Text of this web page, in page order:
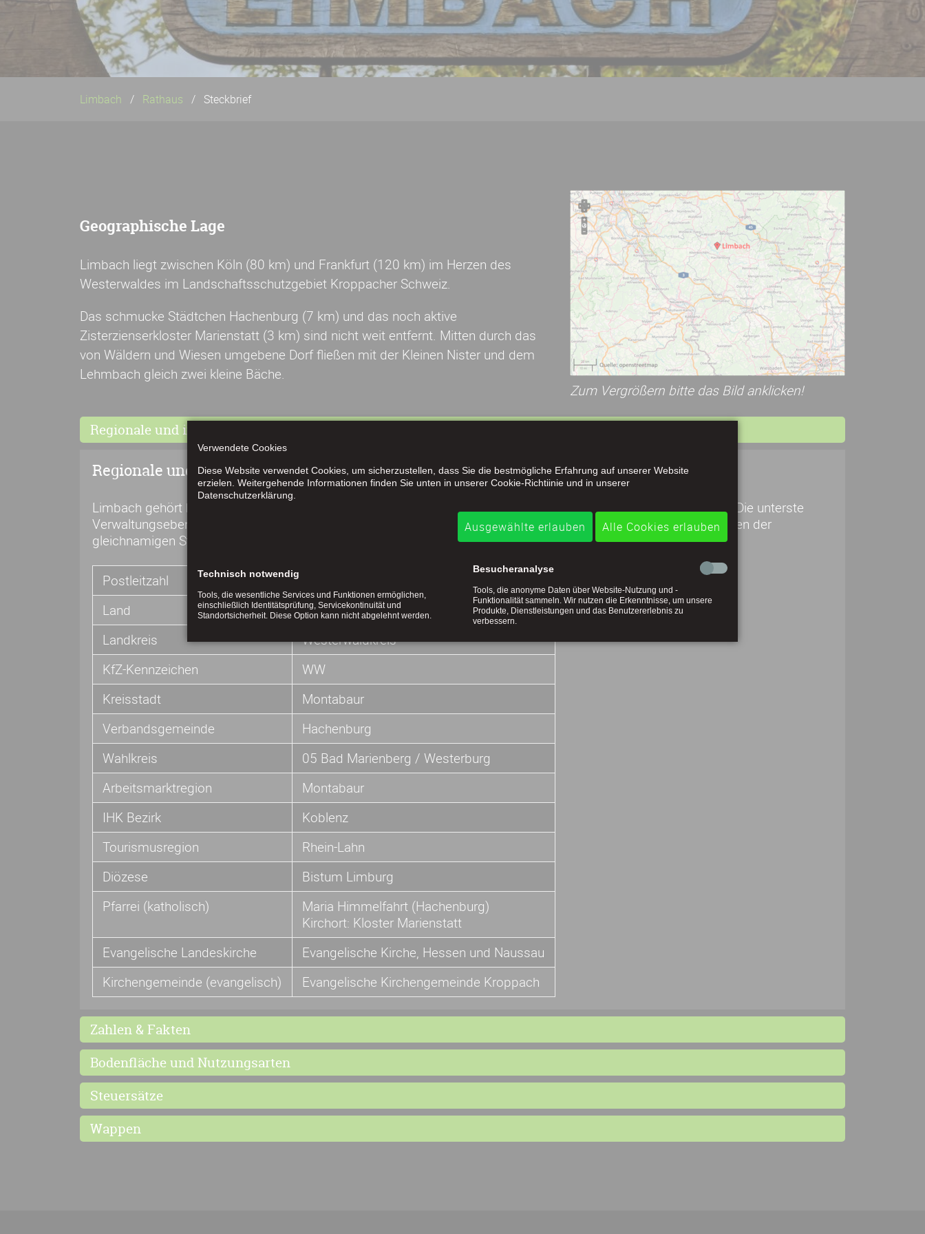
Limbach Rathaus Steckbrief
Zum Vergrößern bitte das Bild anklicken!
Geographische Lage
Limbach liegt zwischen Köln (80 km) und Frankfurt (120 km) im Herzen des
Westerwaldes im Landschaftsschutzgebiet Kroppacher Schweiz.
Das schmucke Städtchen Hachenburg (7 km) und das noch aktive
Zisterzienserkloster Marienstatt (3 km) sind nicht weit entfernt. Mitten durch das
von Wäldern und Wiesen umgebene Dorf fließen mit der Kleinen Nister und dem
Lehmbach gleich zwei kleine Bäche.
Regionale und institutionelle Zugehörigkeit
Regionale und institutionelle Zugehörigkeit
Limbach gehört heute zum Bundesland Rheinland-Pfalz und zum Westerwaldkreis mit der Kreisstadt Montabaur. Die unterste
Verwaltungsebene ist die Verbandsgemeinde Hachenburg. Diese zählt knapp 25.000 Einwohner und besteht neben der
gleichnamigen Stadt aus 32 Ortsgemeinden. Weitere Zugehörigkeiten siehe Tabelle.
Postleitzahl
Land
Rheinland-Pfalz
Landkreis
Westerwaldkreis
KfZ-Kennzeichen
WW
Kreisstadt
Montabaur
Verbandsgemeinde
Hachenburg
Wahlkreis
05 Bad Marienberg / Westerburg
Arbeitsmarktregion
Montabaur
IHK Bezirk
Koblenz
Tourismusregion
Rhein-Lahn
Diözese
Bistum Limburg
Pfarrei (katholisch)
Maria Himmelfahrt (Hachenburg)
Kirchort: Kloster Marienstatt
Evangelische Landeskirche
Evangelische Kirche, Hessen und Naussau
Kirchengemeinde (evangelisch)
Evangelische Kirchengemeinde Kroppach
Zahlen & Fakten
Bodenfläche und Nutzungsarten
Steuersätze
Wappen
Verwendete Cookies
Diese Website verwendet Cookies, um sicherzustellen, dass Sie die bestmögliche Erfahrung auf unserer Website
erzielen. Weitergehende Informationen finden Sie unten in unserer Cookie-Richtiinie und in unserer
Datenschutzerklärung.
Ausgewählte erlauben Alle Cookies erlauben
Technisch notwendig
Tools, die wesentliche Services und Funktionen ermöglichen,
einschließlich Identitätsprüfung, Servicekontinuität und
Standortsicherheit. Diese Option kann nicht abgelehnt werden.
Besucheranalyse
Tools, die anonyme Daten über Website-Nutzung und -
Funktionalität sammeln. Wir nutzen die Erkenntnisse, um unsere
Produkte, Dienstleistungen und das Benutzererlebnis zu
verbessern.